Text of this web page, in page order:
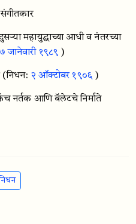
महायुद्धाच्या आधी व नंतरच्या
७ जानेवारी १९८९ )
(निधन: २ ऑक्टोबर १९०६)
नर्तक आणि बॅलेटचे निर्माते